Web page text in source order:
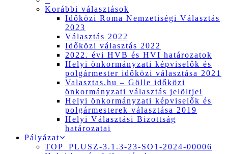
Korábbi választások
Időközi Roma Nemzetiségi Választás
2023
Választás 2022
Időközi választás 2022
2022. évi HVB és HVI határozatok
Helyi önkormányzati képviselők és
polgármester időközi választása 2021
Valasztas.hu – Gölle időközi
önkormányzati választás jelöltjei
Helyi önkormányzati képviselők és
polgármesterek választása 2019
Helyi Választási Bizottság
határozatai
Pályázat
TOP_PLUSZ-3.1.3-23-SO1-2024-00006